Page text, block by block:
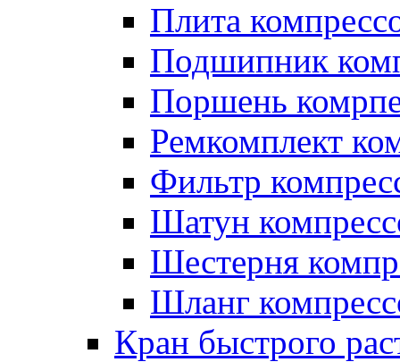
Плита
Подшипник
Поршень
Ремкомплект
Фильтр
Шатун
Шестерня
Шланг
Кран быстрого